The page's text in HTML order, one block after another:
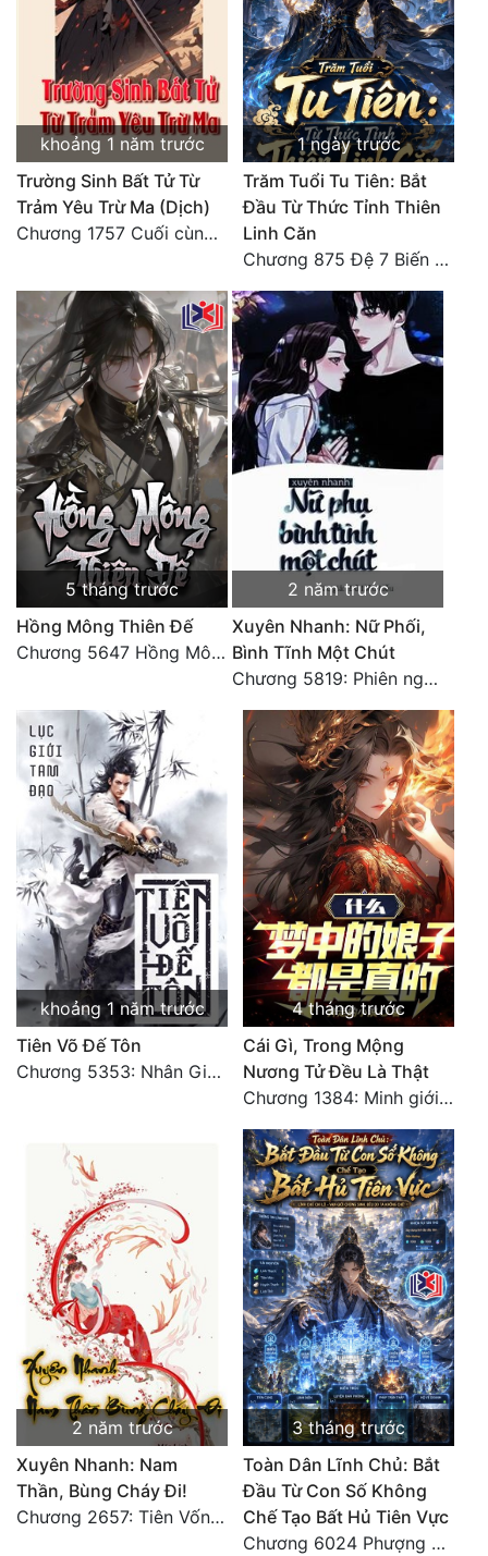
Tu Chân
Tội Phạm
Vô Địch
Võ Hiệp
Võng Du
Xuyên Nhanh
Xuyên Sách
Xuyên Thư
Điền Văn
Đô Thị
Đông Phương
Đông Phương Huyền Huyễn
Đồng Nhân
Cẩu Đạo Trường Sinh
Ngự Thú
Truyện Nam
Truyện Nữ
Vô Địch Lưu
Xây Dựng Thế Lực
Đam Mỹ
Đẹp Hiệp
Sát Phạt Quyết Đoán
Điềm Đạm
khoảng 1 năm trước
Trường Sinh Bất Tử Từ
Trảm Yêu Trừ Ma (Dịch)
Chương 1757 Cuối cùng được bình tĩnh (hết)
1 ngày trước
Trăm Tuổi Tu Tiên: Bắt
Đầu Từ Thức Tỉnh Thiên
Linh Căn
Chương 875 Đệ 7 Biến Thánh Long Biến!
5 tháng trước
Hồng Mông Thiên Đế
Chương 5647 Hồng Mông Thiên Đế (HẾT)
2 năm trước
Xuyên Nhanh: Nữ Phối,
Bình Tĩnh Một Chút
Chương 5819: Phiên ngoại: Trở lại STARS [HẾT]
khoảng 1 năm trước
Tiên Võ Đế Tôn
Chương 5353: Nhân Gian Đạo (Đại kết cục) (2)
4 tháng trước
Cái Gì, Trong Mộng
Nương Tử Đều Là Thật
Chương 1384: Minh giới cực độc
2 năm trước
Xuyên Nhanh: Nam
Thần, Bùng Cháy Đi!
Chương 2657: Tiên Vốn Vô Lương (15). HẾT.
3 tháng trước
Toàn Dân Lĩnh Chủ: Bắt
Đầu Từ Con Số Không
Chế Tạo Bất Hủ Tiên Vực
Chương 6024 Phượng Tổ giúp ta! Mở lại luân hồi!